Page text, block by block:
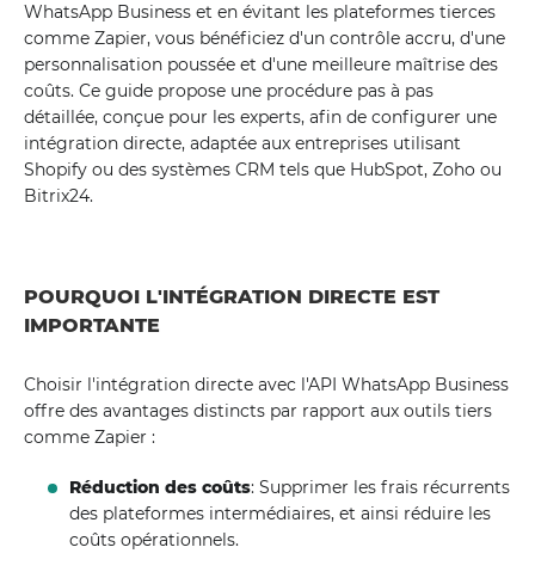
WhatsApp Business et en évitant les plateformes tierces
comme Zapier, vous bénéficiez d'un contrôle accru, d'une
personnalisation poussée et d'une meilleure maîtrise des
coûts. Ce guide propose une procédure pas à pas
détaillée, conçue pour les experts, afin de configurer une
intégration directe, adaptée aux entreprises utilisant
Shopify ou des systèmes CRM tels que HubSpot, Zoho ou
Bitrix24.
POURQUOI L'INTÉGRATION DIRECTE EST
IMPORTANTE
Choisir l'intégration directe avec l'API WhatsApp Business
offre des avantages distincts par rapport aux outils tiers
comme Zapier :
Réduction des coûts: Supprimer les frais récurrents
des plateformes intermédiaires, et ainsi réduire les
coûts opérationnels.